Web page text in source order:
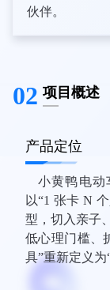
伙伴。
02 项目概述
产品定位
小黄鸭电动
以“1 张卡 N
型，切入亲子
低心理门槛、
具”重新定义